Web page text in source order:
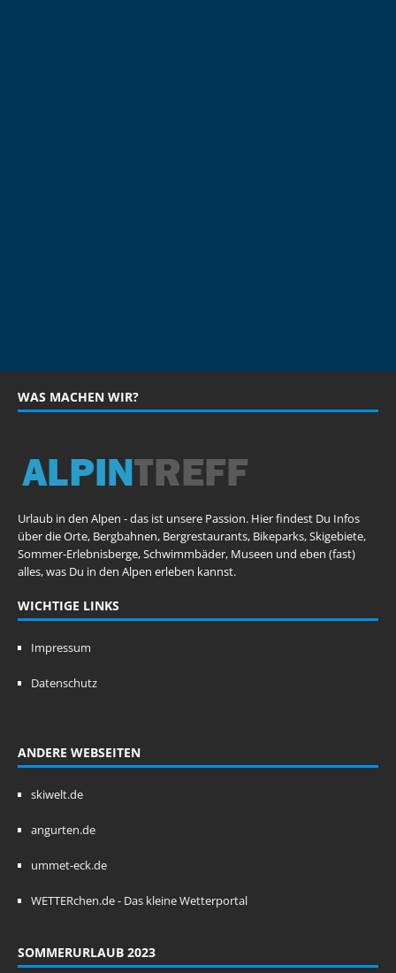
WAS MACHEN WIR?
Urlaub in den Alpen - das ist unsere Passion. Hier findest Du Infos
über die Orte, Bergbahnen, Bergrestaurants, Bikeparks, Skigebiete,
Sommer-Erlebnisberge, Schwimmbäder, Museen und eben (fast)
alles, was Du in den Alpen erleben kannst.
WICHTIGE LINKS
Impressum
Datenschutz
ANDERE WEBSEITEN
skiwelt.de
angurten.de
ummet-eck.de
WETTERchen.de - Das kleine Wetterportal
SOMMERURLAUB 2023